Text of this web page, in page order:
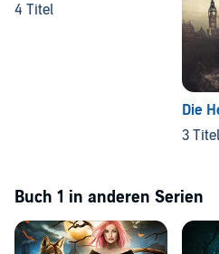
4 Titel
Die
3 Titel
Buch 1 in anderen Serien